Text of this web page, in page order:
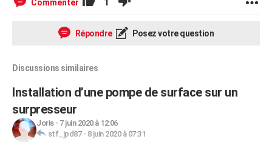
Commenter
Répondre Posez votre question
Discussions similaires
Installation d’une pompe de surface sur un
surpresseur
Joris- 7 juin 2020 à 12:06
stf_jpd87- 8 juin 2020 à 07:31